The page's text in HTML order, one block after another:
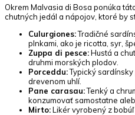
Okrem Malvasia di Bosa ponúka
chutných jedál a nápojov, ktoré by
Culurgiones:Tradičné
plnkami, ako je ricotta, syr,
Zuppa di pesce:Hustá a
druhmi morských plodov.
Porceddu:Typický
drevenom uhlí.
Pane carasau:Tenký a
konzumovať samostatne
Mirto:Likér vyrobený z